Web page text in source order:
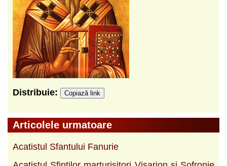
Distribuie: Copiază link
Articolele urmatoare
Acatistul Sfantului Fanurie